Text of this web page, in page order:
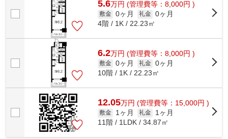
5.6万円 (管理費等：8,000円 )
敷金 0ヶ月 礼金 0ヶ月
4階 / 1K / 22.23㎡
6.2万円 (管理費等：8,000円 )
敷金 0ヶ月 礼金 0ヶ月
10階 / 1K / 22.23㎡
12.05万円 (管理費等：15,000円 )
敷金 1ヶ月 礼金
1ヶ月
11階 / 1LDK / 34.87㎡